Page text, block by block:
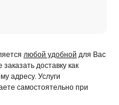
любой удобной для Вас
доставку как
адресу. Услуги
самостоятельно при